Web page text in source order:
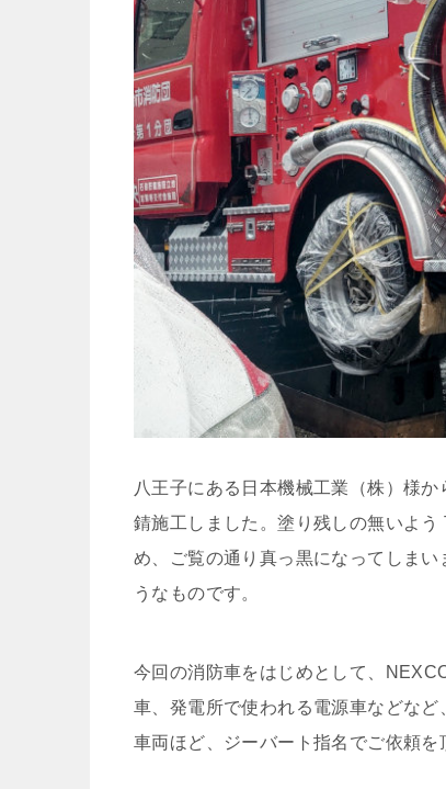
八王子にある日本機械工業（株）様
錆施工しました。塗り残しの無いよ
め、ご覧の通り真っ黒になってしま
うなものです。
今回の消防車をはじめとして、
車、発電所で使われる電源車などなど
車両ほど、ジーバート指名でご依頼を